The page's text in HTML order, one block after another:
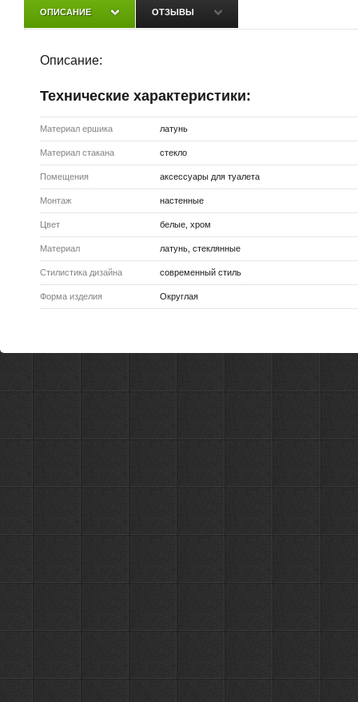
ОПИСАНИЕ ОТЗЫВЫ
Описание:
Технические характеристики:
Материал ершика латунь
Материал стакана стекло
Помещения аксессуары для туалета
Монтаж настенные
Цвет белые, хром
Материал латунь, стеклянные
Стилистика дизайна современный стиль
Форма изделия Округлая